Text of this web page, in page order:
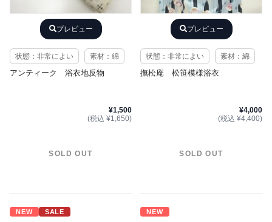
プレビュー
状態：非常によい 素材：綿
アンティーク 浴衣地反物
¥1,500
(税込 ¥1,650)
SOLD OUT
プレビュー
状態：非常によい 素材：綿
撫松庵 松笹模様浴衣
¥4,000
(税込 ¥4,400)
SOLD OUT
NEW SALE NEW